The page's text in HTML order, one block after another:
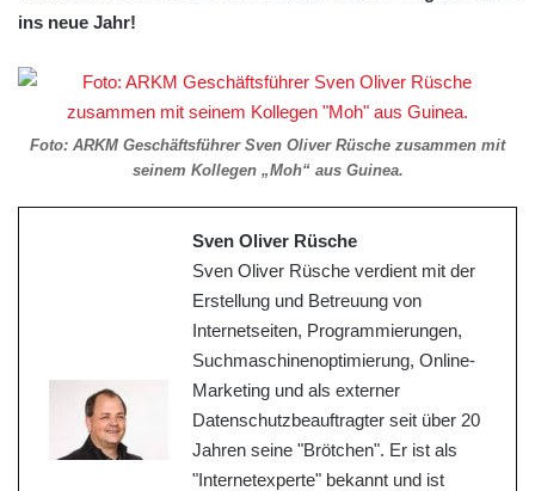
ins neue Jahr!
Foto: ARKM Geschäftsführer Sven Oliver Rüsche zusammen mit
seinem Kollegen „Moh“ aus Guinea.
Sven Oliver Rüsche
Sven Oliver Rüsche verdient mit der
Erstellung und Betreuung von
Internetseiten, Programmierungen,
Suchmaschinenoptimierung, Online-
Marketing und als externer
Datenschutzbeauftragter seit über 20
Jahren seine "Brötchen". Er ist als
"Internetexperte" bekannt und ist